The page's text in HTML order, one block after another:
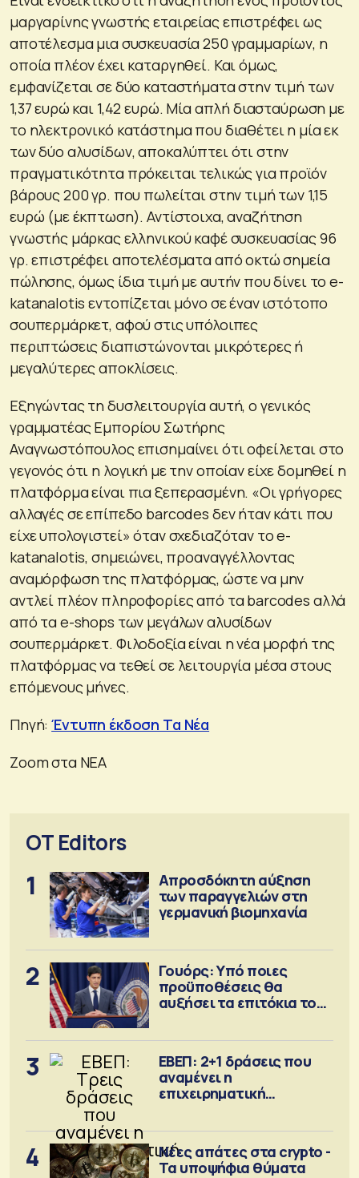
μαργαρίνης γνωστής εταιρείας επιστρέφει ως
αποτέλεσμα μια συσκευασία 250 γραμμαρίων, η
οποία πλέον έχει καταργηθεί. Και όμως,
εμφανίζεται σε δύο καταστήματα στην τιμή των
1,37 ευρώ και 1,42 ευρώ. Μία απλή διασταύρωση με
το ηλεκτρονικό κατάστημα που διαθέτει η μία εκ
των δύο αλυσίδων, αποκαλύπτει ότι στην
πραγματικότητα πρόκειται τελικώς για προϊόν
βάρους 200 γρ. που πωλείται στην τιμή των 1,15
ευρώ (με έκπτωση). Αντίστοιχα, αναζήτηση
γνωστής μάρκας ελληνικού καφέ συσκευασίας 96
γρ. επιστρέφει αποτελέσματα από οκτώ σημεία
πώλησης, όμως ίδια τιμή με αυτήν που δίνει το e-
katanalotis εντοπίζεται μόνο σε έναν ιστότοπο
σουπερμάρκετ, αφού στις υπόλοιπες
περιπτώσεις διαπιστώνονται μικρότερες ή
μεγαλύτερες αποκλίσεις.
Εξηγώντας τη δυσλειτουργία αυτή, ο γενικός
γραμματέας Εμπορίου Σωτήρης
Αναγνωστόπουλος επισημαίνει ότι οφείλεται στο
γεγονός ότι η λογική με την οποίαν είχε δομηθεί η
πλατφόρμα είναι πια ξεπερασμένη. «Οι γρήγορες
αλλαγές σε επίπεδο barcodes δεν ήταν κάτι που
είχε υπολογιστεί» όταν σχεδιαζόταν το e-
katanalotis, σημειώνει, προαναγγέλλοντας
αναμόρφωση της πλατφόρμας, ώστε να μην
αντλεί πλέον πληροφορίες από τα barcodes αλλά
από τα e-shops των μεγάλων αλυσίδων
σουπερμάρκετ. Φιλοδοξία είναι η νέα μορφή της
πλατφόρμας να τεθεί σε λειτουργία μέσα στους
επόμενους μήνες.
Πηγή:Έντυπη έκδοση Τα Νέα
Ζοοm στα ΝΕΑ
OT Editors
1
Απροσδόκητη αύξηση
των παραγγελιών στη
γερμανική βιομηχανία
2
Γουόρς: Υπό ποιες
προϋποθέσεις θα
αυξήσει τα επιτόκια τον
3
ΕΒΕΠ: 2+1 δράσεις που
αναμένει η
επιχειρηματική
4
Νέες απάτες στα crypto -
Τα υποψήφια θύματα